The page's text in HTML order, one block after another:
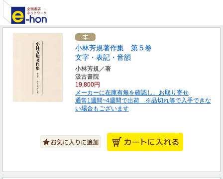
小林芳規著作集 第５卷
文字・表記・音韻
小林芳規／著
汲古書院
19,800円
メーカーに在庫有無を確認し、お取り寄せ
通常1週間~4週間で出荷 ※品切れ等で入手できな
い場合もございます